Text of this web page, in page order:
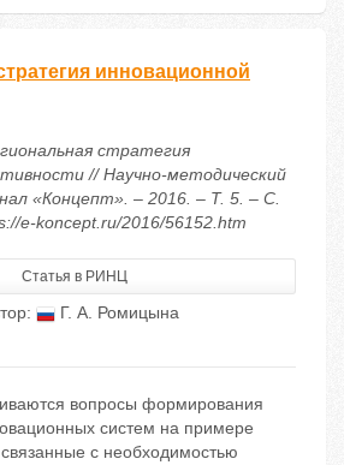
инновационной
стратегия
// Научно-методический
«Концепт». – 2016. – Т. 5. – С.
e-koncept.ru/2016/56152.htm
Статья в РИНЦ
Г. А. Ромицына
вопросы формирования
систем на примере
с необходимостью